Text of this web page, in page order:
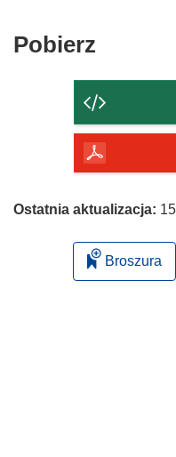
Pobierz
strony
Ostatnia aktualizacja:
Broszura